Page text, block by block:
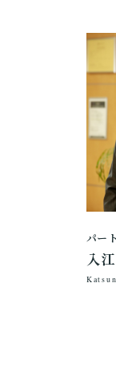
パー
入